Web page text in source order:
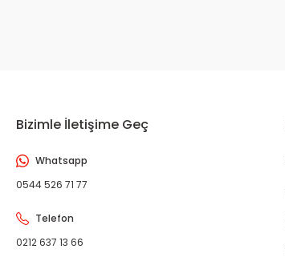
Bizimle İletişime Geç
Whatsapp
0544 526 71 77
Telefon
0212 637 13 66